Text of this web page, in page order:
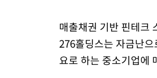
매출채권 기반 핀테크
276홀딩스는 자금난
요로 하는 중소기업에